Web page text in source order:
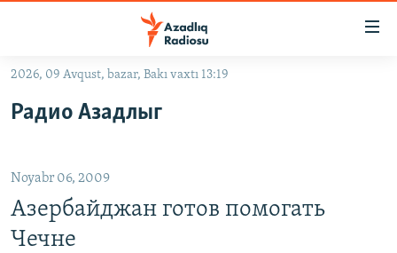
Əsas
qayıt
qayıt
Axtarışa
keç
#İZAHLA
#ƏSLINDƏ
FƏRQƏ BAX
2026, 09 Avqust, bazar, Bakı vaxtı 13:19
Радио Азадлыг
Noyabr 06, 2009
Азербайджан готов помогать
Чечне